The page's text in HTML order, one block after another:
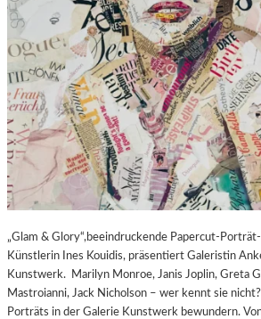
„Glam & Glory“,beeindruckende Papercut-
Künstlerin Ines Kouidis, präsentiert Galeristin
Kunstwerk. Marilyn Monroe, Janis Joplin, Greta
Mastroianni, Jack Nicholson – wer kennt sie
Porträts in der Galerie Kunstwerk bewundern.